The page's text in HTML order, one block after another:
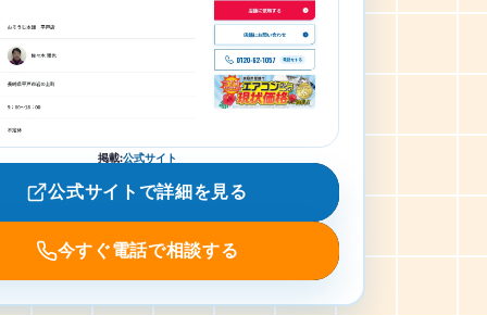
掲載:公式サイト
公式サイトで詳細を見る
今すぐ電話で相談する